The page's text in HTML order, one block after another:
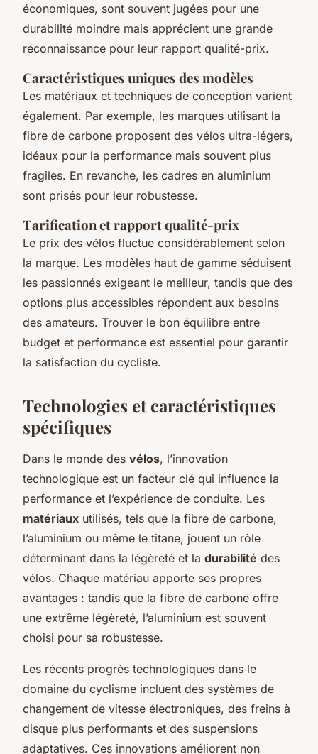
économiques, sont souvent jugées pour une
durabilité moindre mais apprécient une grande
reconnaissance pour leur rapport qualité-prix.
Caractéristiques uniques des modèles
Les matériaux et techniques de conception varient
également. Par exemple, les marques utilisant la
fibre de carbone proposent des vélos ultra-légers,
idéaux pour la performance mais souvent plus
fragiles. En revanche, les cadres en aluminium
sont prisés pour leur robustesse.
Tarification et rapport qualité-prix
Le prix des vélos fluctue considérablement selon
la marque. Les modèles haut de gamme séduisent
les passionnés exigeant le meilleur, tandis que des
options plus accessibles répondent aux besoins
des amateurs. Trouver le bon équilibre entre
budget et performance est essentiel pour garantir
la satisfaction du cycliste.
Technologies et caractéristiques
spécifiques
Dans le monde des vélos, l’innovation
technologique est un facteur clé qui influence la
performance et l’expérience de conduite. Les
matériaux utilisés, tels que la fibre de carbone,
l’aluminium ou même le titane, jouent un rôle
déterminant dans la légèreté et la durabilité des
vélos. Chaque matériau apporte ses propres
avantages : tandis que la fibre de carbone offre
une extrême légèreté, l’aluminium est souvent
choisi pour sa robustesse.
Les récents progrès technologiques dans le
domaine du cyclisme incluent des systèmes de
changement de vitesse électroniques, des freins à
disque plus performants et des suspensions
adaptatives. Ces innovations améliorent non